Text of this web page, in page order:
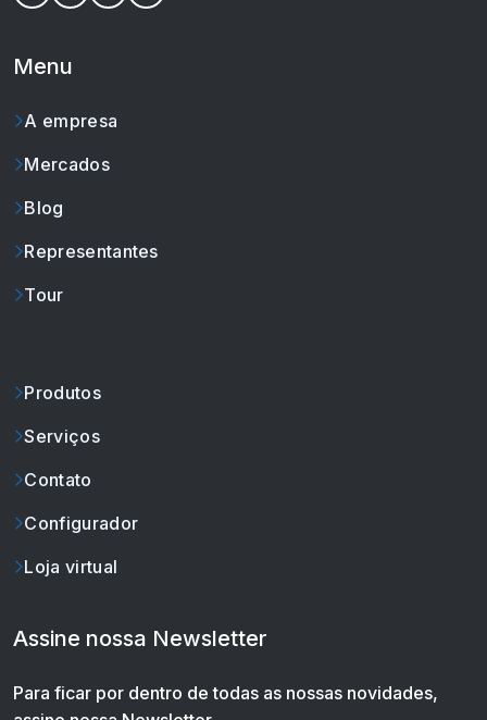
Menu
A empresa
Mercados
Blog
Representantes
Tour
Produtos
Serviços
Contato
Configurador
Loja virtual
Assine nossa Newsletter
Para ficar por dentro de todas as nossas novidades,